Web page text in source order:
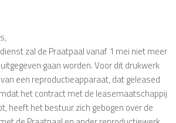
zal de Praatpaal vanaf 1 mei niet meer
gaan worden. Voor dit drukwerk
een reproductieapparaat, dat geleased
het contract met de leasemaatschappij
heeft het bestuur zich gebogen over de